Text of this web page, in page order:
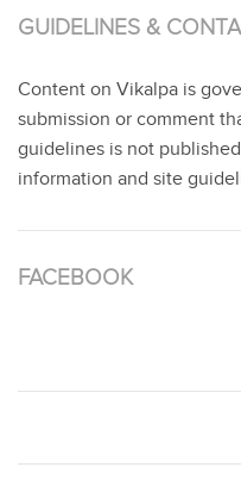
GUIDELINES &
Content on Vikalpa is
submission or comment
guidelines is not
information and site
FACEBOOK